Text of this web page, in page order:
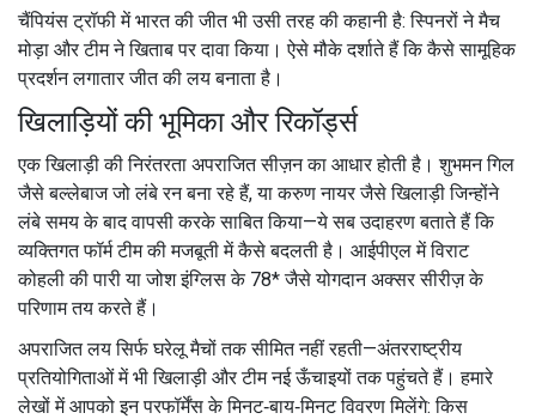
चैंपियंस ट्रॉफी में भारत की जीत भी उसी तरह की कहानी है: स्पिनरों ने मैच
मोड़ा और टीम ने खिताब पर दावा किया। ऐसे मौके दर्शाते हैं कि कैसे सामूहिक
प्रदर्शन लगातार जीत की लय बनाता है।
खिलाड़ियों की भूमिका और रिकॉर्ड्स
एक खिलाड़ी की निरंतरता अपराजित सीज़न का आधार होती है। शुभमन गिल
जैसे बल्लेबाज जो लंबे रन बना रहे हैं, या करुण नायर जैसे खिलाड़ी जिन्होंने
लंबे समय के बाद वापसी करके साबित किया—ये सब उदाहरण बताते हैं कि
व्यक्तिगत फॉर्म टीम की मजबूती में कैसे बदलती है। आईपीएल में विराट
कोहली की पारी या जोश इंग्लिस के 78* जैसे योगदान अक्सर सीरीज़ के
परिणाम तय करते हैं।
अपराजित लय सिर्फ घरेलू मैचों तक सीमित नहीं रहती—अंतरराष्ट्रीय
प्रतियोगिताओं में भी खिलाड़ी और टीम नई ऊँचाइयों तक पहुंचते हैं। हमारे
लेखों में आपको इन परफॉर्मेंस के मिनट‑बाय‑मिनट विवरण मिलेंगे: किस